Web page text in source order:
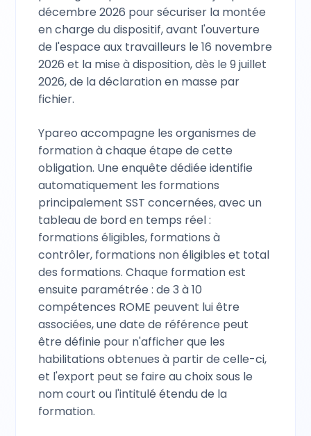
décembre 2026 pour sécuriser la montée
en charge du dispositif, avant l'ouverture
de l'espace aux travailleurs le 16 novembre
2026 et la mise à disposition, dès le 9 juillet
2026, de la déclaration en masse par
fichier.
Ypareo accompagne les organismes de
formation à chaque étape de cette
obligation. Une enquête dédiée identifie
automatiquement les formations
principalement SST concernées, avec un
tableau de bord en temps réel :
formations éligibles, formations à
contrôler, formations non éligibles et total
des formations. Chaque formation est
ensuite paramétrée : de 3 à 10
compétences ROME peuvent lui être
associées, une date de référence peut
être définie pour n'afficher que les
habilitations obtenues à partir de celle-ci,
et l'export peut se faire au choix sous le
nom court ou l'intitulé étendu de la
formation.